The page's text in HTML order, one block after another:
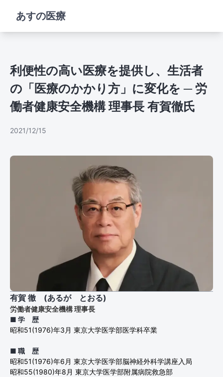
あすの医療
利便性の高い医療を提供し、生活者
の「医療のかかり方」に変化を ─ 労
働者健康安全機構 理事長 有賀徹氏
2021/12/15
有賀 徹 (あるが とおる)
労働者健康安全機構 理事長
■ 学 歴
昭和51(1976)年3月 東京大学医学部医学科卒業
■ 職 歴
昭和51(1976)年6月 東京大学医学部脳神経外科学講座入局
昭和55(1980)年8月 東京大学医学部附属病院救急部